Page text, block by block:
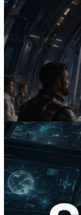
2026.07.04
ERPC ने x402
किया — AI
डिमांड भुगतान
यह लेख पढ़ें